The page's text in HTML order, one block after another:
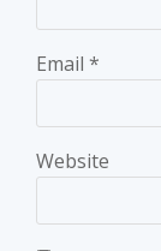
Email *
Website